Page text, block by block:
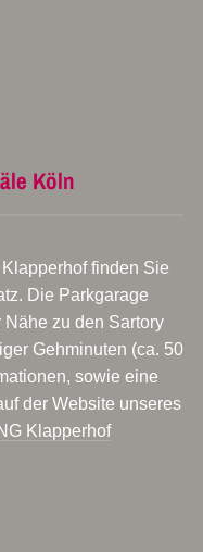
Köln
finden Sie
Die Parkgarage
zu den Sartory
Gehminuten (ca. 50
sowie eine
der Website unseres
Klapperhof